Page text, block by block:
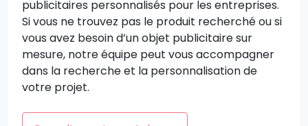
publicitaires personnalisés pour les entreprises.
Si vous ne trouvez pas le produit recherché ou si
vous avez besoin d’un objet publicitaire sur
mesure, notre équipe peut vous accompagner
dans la recherche et la personnalisation de
votre projet.